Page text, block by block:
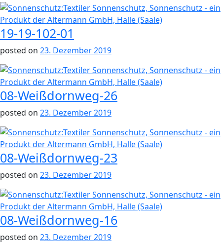
19-19-102-01
posted on 23. Dezember 2019
08-Weißdornweg-26
posted on 23. Dezember 2019
08-Weißdornweg-23
posted on 23. Dezember 2019
08-Weißdornweg-16
posted on 23. Dezember 2019